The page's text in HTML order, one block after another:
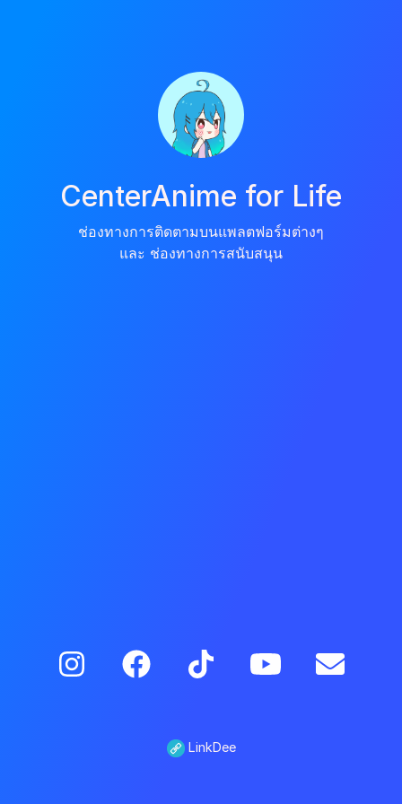
CenterAnime for Life
ช่องทางการติดตามบนแพลตฟอร์มต่างๆ
และ ช่องทางการสนับสนุน
LinkDee